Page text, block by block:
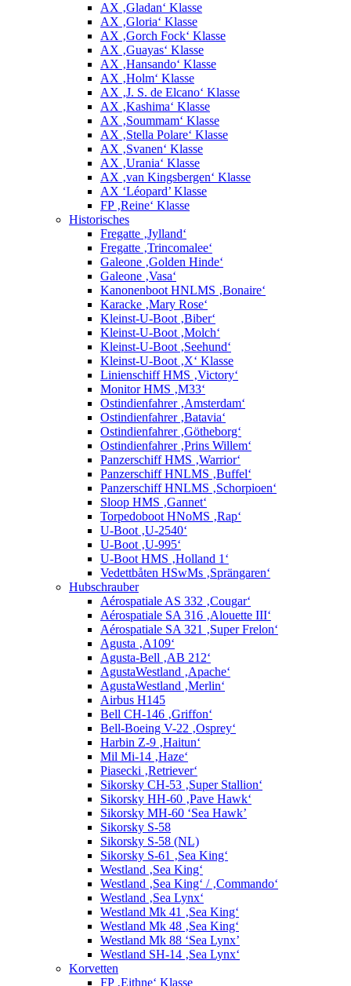
AX ‚Gladan‘ Klasse
AX ‚Gloria‘ Klasse
AX ‚Gorch Fock‘ Klasse
AX ‚Guayas‘ Klasse
AX ‚Hansando‘ Klasse
AX ‚Holm‘ Klasse
AX ‚J. S. de Elcano‘ Klasse
AX ‚Kashima‘ Klasse
AX ‚Soummam‘ Klasse
AX ‚Stella Polare‘ Klasse
AX ‚Svanen‘ Klasse
AX ‚Urania‘ Klasse
AX ‚van Kingsbergen‘ Klasse
AX ‘Léopard’ Klasse
FP ‚Reine‘ Klasse
Historisches
Fregatte ‚Jylland‘
Fregatte ‚Trincomalee‘
Galeone ‚Golden Hinde‘
Galeone ‚Vasa‘
Kanonenboot HNLMS ‚Bonaire‘
Karacke ‚Mary Rose‘
Kleinst-U-Boot ‚Biber‘
Kleinst-U-Boot ‚Molch‘
Kleinst-U-Boot ‚Seehund‘
Kleinst-U-Boot ‚X‘ Klasse
Linienschiff HMS ‚Victory‘
Monitor HMS ‚M33‘
Ostindienfahrer ‚Amsterdam‘
Ostindienfahrer ‚Batavia‘
Ostindienfahrer ‚Götheborg‘
Ostindienfahrer ‚Prins Willem‘
Panzerschiff HMS ‚Warrior‘
Panzerschiff HNLMS ‚Buffel‘
Panzerschiff HNLMS ‚Schorpioen‘
Sloop HMS ‚Gannet‘
Torpedoboot HNoMS ‚Rap‘
U-Boot ‚U-2540‘
U-Boot ‚U-995‘
U-Boot HMS ‚Holland 1‘
Vedettbåten HSwMs ‚Sprängaren‘
Hubschrauber
Aérospatiale AS 332 ‚Cougar‘
Aérospatiale SA 316 ‚Alouette III‘
Aérospatiale SA 321 ‚Super Frelon‘
Agusta ‚A109‘
Agusta-Bell ‚AB 212‘
AgustaWestland ‚Apache‘
AgustaWestland ‚Merlin‘
Airbus H145
Bell CH-146 ‚Griffon‘
Bell-Boeing V-22 ‚Osprey‘
Harbin Z-9 ‚Haitun‘
Mil Mi-14 ‚Haze‘
Piasecki ‚Retriever‘
Sikorsky CH-53 ‚Super Stallion‘
Sikorsky HH-60 ‚Pave Hawk‘
Sikorsky MH-60 ‘Sea Hawk’
Sikorsky S-58
Sikorsky S-58 (NL)
Sikorsky S-61 ‚Sea King‘
Westland ‚Sea King‘
Westland ‚Sea King‘ / ‚Commando‘
Westland ‚Sea Lynx‘
Westland Mk 41 ‚Sea King‘
Westland Mk 48 ‚Sea King‘
Westland Mk 88 ‘Sea Lynx’
Westland SH-14 ‚Sea Lynx‘
Korvetten
FP ‚Eithne‘ Klasse